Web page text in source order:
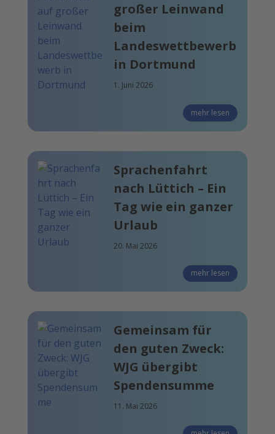
großer Leinwand
beim
Landeswettbewerb
in Dortmund
1. Juni 2026
mehr lesen
Sprachenfahrt
nach Lüttich – Ein
Tag wie ein ganzer
Urlaub
20. Mai 2026
mehr lesen
Gemeinsam für
den guten Zweck:
WJG übergibt
Spendensumme
11. Mai 2026